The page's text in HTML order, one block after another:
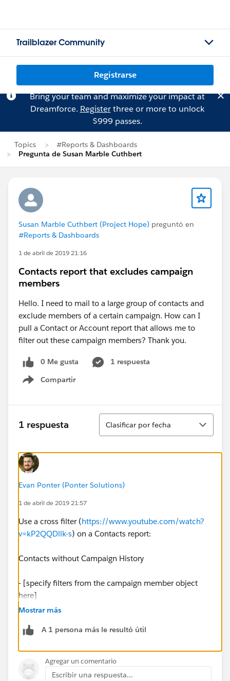
Trailblazer Community
Registrarse
Bring your team and maximize your impact at
Dreamforce. Registerthree or more to unlock
$999 passes.
Topics
#Reports & Dashboards
Pregunta de Susan Marble Cuthbert
Susan Marble Cuthbert (Project Hope) preguntó en
#Reports & Dashboards
1 de abril de 2019 21:16
Contacts report that excludes campaign
members
Hello. I need to mail to a large group of contacts and
exclude members of a certain campaign. How can I
pull a Contact or Account report that allows me to
filter out these campaign members? Thank you.
0 Me gusta
1 respuesta
Compartir
Show menu
1 respuesta
Ordenar
Clasificar por fecha
Evan Ponter (Ponter Solutions)
1 de abril de 2019 21:57
Use a cross filter (https://www.youtube.com/watch?
v=kP2QQDllk-s) on a Contacts report:
Contacts without Campaign History
- [specify filters from the campaign member object
here]
Mostrar más
A 1 persona más le resultó útil
Agregar un comentario
Escribir una respuesta...